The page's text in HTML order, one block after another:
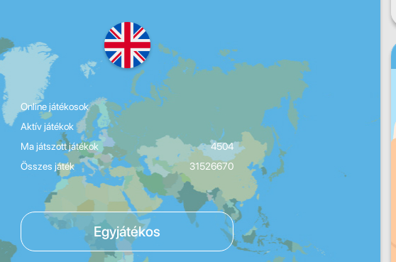
Online játékosok
Aktív játékok
Ma játszott játékok
4504
Összes játék
31526670
Egyjátékos